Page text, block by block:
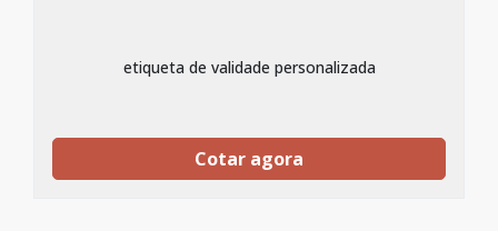
etiqueta de validade personalizada
Cotar agora